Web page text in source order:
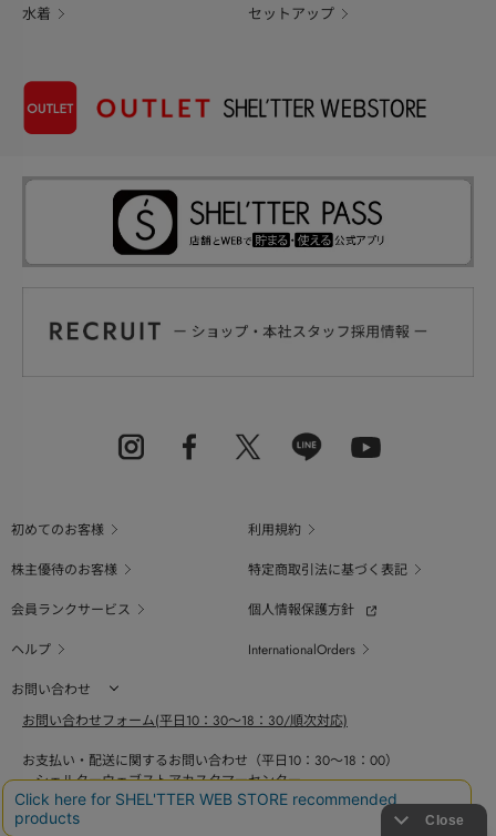
水着 セットアップ
初めてのお客様
利用規約
株主優待のお客様
特定商取引法に基づく表記
会員ランクサービス
個人情報保護方針
ヘルプ
InternationalOrders
お問い合わせ
お問い合わせフォーム(平日10：30～18：30/順次対応)
お支払い・配送に関するお問い合わせ（平日10：30～18：00）
シェルターウェブストアカスタマーセンター
0800-123-6820
商品の素材、サイズ、仕様等に関するお問い合せ（平日10：30～18：00）